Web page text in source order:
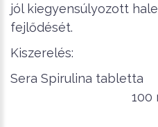
jól kiegyensúlyozott
fejlődését.
Kiszerelés:
Sera Spirulina
100